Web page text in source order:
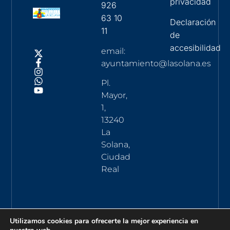
926
63 10
11
email:
ayuntamiento@lasolana.es
Pl.
Mayor,
1,
13240
La
Solana,
Ciudad
Real
Declaración
de
accesibilidad
Utilizamos cookies para ofrecerte la mejor experiencia en